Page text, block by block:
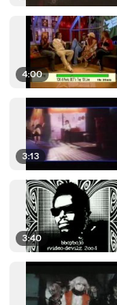
4:00
3:13
3:40